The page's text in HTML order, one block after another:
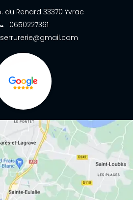
du Renard 33370 Yvrac
0650227361